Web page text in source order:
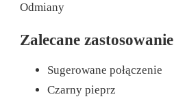
Odmiany
Zalecane zastosowanie
Sugerowane połączenie
Czarny pieprz